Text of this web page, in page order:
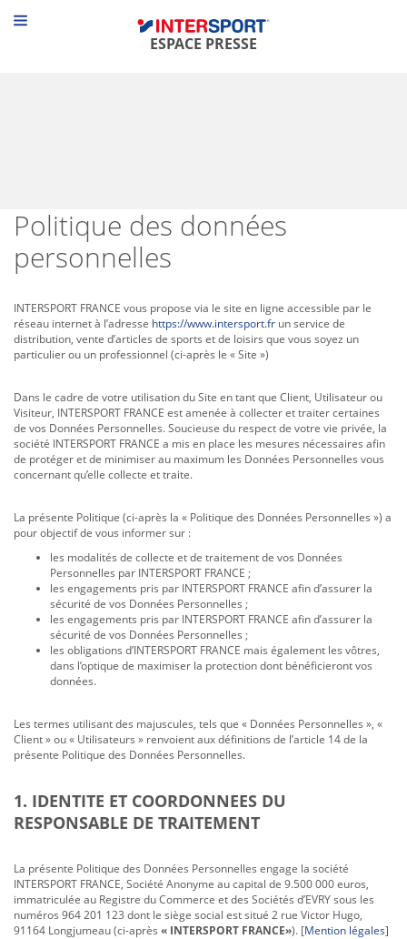
Menu
ESPACE PRESSE
Politique des données
personnelles
INTERSPORT FRANCE vous propose via le site en ligne accessible par le
réseau internet à l’adresse https://www.intersport.fr un service de
distribution, vente d’articles de sports et de loisirs que vous soyez un
particulier ou un professionnel (ci-après le « Site »)
Dans le cadre de votre utilisation du Site en tant que Client, Utilisateur ou
Visiteur, INTERSPORT FRANCE est amenée à collecter et traiter certaines
de vos Données Personnelles. Soucieuse du respect de votre vie privée, la
société INTERSPORT FRANCE a mis en place les mesures nécessaires afin
de protéger et de minimiser au maximum les Données Personnelles vous
concernant qu’elle collecte et traite.
La présente Politique (ci-après la « Politique des Données Personnelles ») a
pour objectif de vous informer sur :
les modalités de collecte et de traitement de vos Données
Personnelles par INTERSPORT FRANCE ;
les engagements pris par INTERSPORT FRANCE afin d’assurer la
sécurité de vos Données Personnelles ;
les engagements pris par INTERSPORT FRANCE afin d’assurer la
sécurité de vos Données Personnelles ;
les obligations d’INTERSPORT FRANCE mais également les vôtres,
dans l’optique de maximiser la protection dont bénéficieront vos
données.
Les termes utilisant des majuscules, tels que « Données Personnelles », «
Client » ou « Utilisateurs » renvoient aux définitions de l’article 14 de la
présente Politique des Données Personnelles.
1. IDENTITE ET COORDONNEES DU
RESPONSABLE DE TRAITEMENT
La présente Politique des Données Personnelles engage la société
INTERSPORT FRANCE, Société Anonyme au capital de 9.500 000 euros,
immatriculée au Registre du Commerce et des Sociétés d’EVRY sous les
numéros 964 201 123 dont le siège social est situé 2 rue Victor Hugo,
91164 Longjumeau (ci-après « INTERSPORT FRANCE»). [Mention légales]